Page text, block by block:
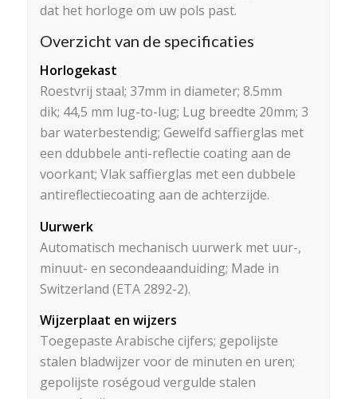
dat het horloge om uw pols past.
Overzicht van de specificaties
Horlogekast
Roestvrij staal; 37mm in diameter; 8.5mm
dik; 44,5 mm lug-to-lug; Lug breedte 20mm; 3
bar waterbestendig; Gewelfd saffierglas met
een ddubbele anti-reflectie coating aan de
voorkant; Vlak saffierglas met een dubbele
antireflectiecoating aan de achterzijde.
Uurwerk
Automatisch mechanisch uurwerk met uur-,
minuut- en secondeaanduiding; Made in
Switzerland (ETA 2892-2).
Wijzerplaat en wijzers
Toegepaste Arabische cijfers; gepolijste
stalen bladwijzer voor de minuten en uren;
gepolijste roségoud vergulde stalen